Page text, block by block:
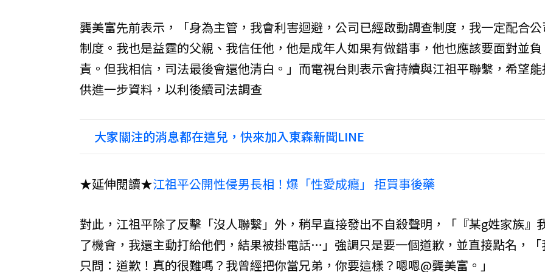
龔美富先前表示，「身為主管，我會利害迴避，公司已經啟動調查制度，我一定配合公
制度。我也是益霆的父親、我信任他，他是成年人如果有做錯事，他也應該要面對並負
責。但我相信，司法最後會還他清白。」而電視台則表示會持續與江祖平聯繫，希望能
供進一步資料，以利後續司法調查
大家關注的消息都在這兒，快來加入東森新聞LINE
★延伸閱讀★江祖平公開性侵男長相！爆「性愛成癮」 拒買事後藥
對此，江祖平除了反擊「沒人聯繫」外，稍早直接發出不自殺聲明，「『某g姓家族』
了機會，我還主動打給他們，結果被掛電話…」強調只是要一個道歉，並直接點名，「
只問：道歉！真的很難嗎？我曾經把你當兄弟，你要這樣？嗯嗯@龔美富。」